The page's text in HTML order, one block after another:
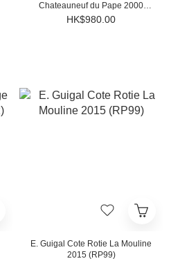
Chateauneuf du Pape 2000
(RP94)
HK$980.00
E. Guigal Cote Rotie La Mouline
2015 (RP99)